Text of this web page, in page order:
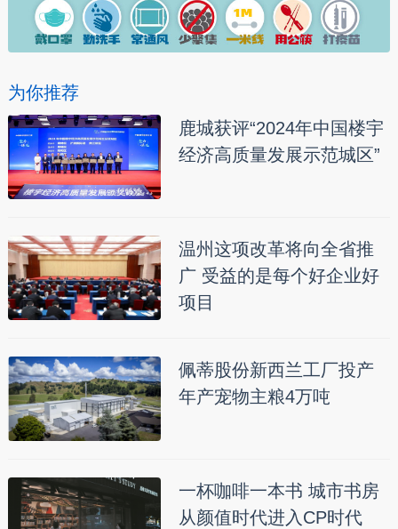
为你推荐
鹿城获评“2024年中国楼宇
经济高质量发展示范城区”
温州这项改革将向全省推
广 受益的是每个好企业好
项目
佩蒂股份新西兰工厂投产
年产宠物主粮4万吨
一杯咖啡一本书 城市书房
从颜值时代进入CP时代